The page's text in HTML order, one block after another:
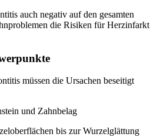
auch negativ auf den gesamten
die Risiken für Herzinfarkt
müssen die Ursachen beseitigt
und Zahnbelag
bis zur Wurzelglättung